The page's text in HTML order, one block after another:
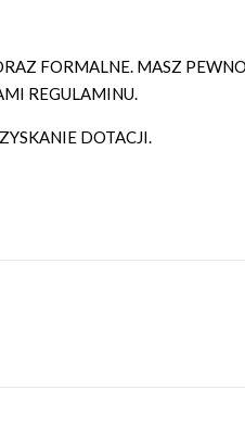
FORMALNE. MASZ
REGULAMINU.
DOTACJI.